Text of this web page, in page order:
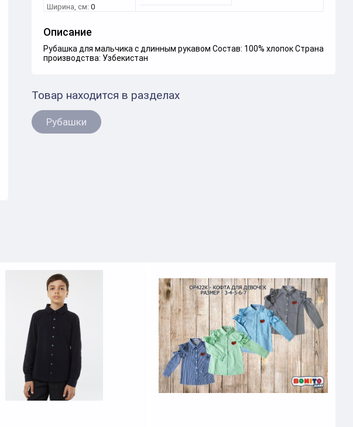
Ширина, см: 0
Описание
Рубашка для мальчика с длинным рукавом Состав: 100% хлопок Страна
производства: Узбекистан
Товар находится в разделах
Рубашки